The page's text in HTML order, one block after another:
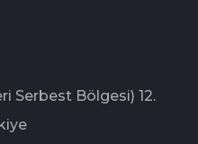
Serbest Bölgesi) 12.⁠